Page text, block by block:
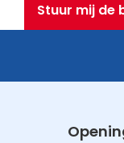
Stuur mij de